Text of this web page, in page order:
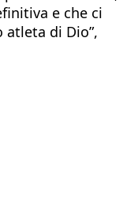
e che ci
atleta di Dio”,